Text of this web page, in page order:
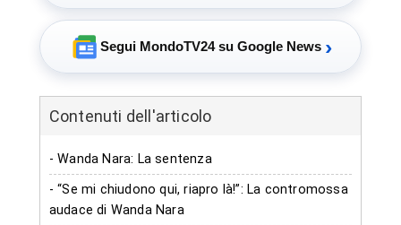
Segui MondoTV24 su Google News ›
Contenuti dell'articolo
- Wanda Nara: La sentenza
- “Se mi chiudono qui, riapro là!”: La contromossa
audace di Wanda Nara